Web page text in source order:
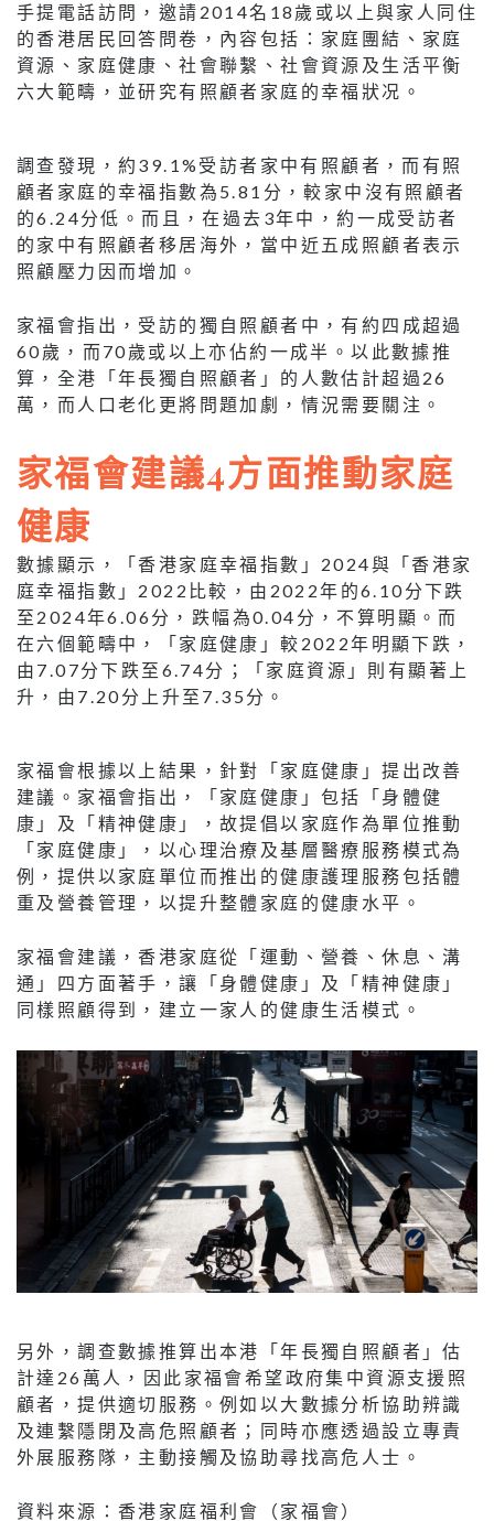
手提電話訪問，邀請2014名18歲或以上與家人同住
的香港居民回答問卷，內容包括：家庭團結、家庭
資源、家庭健康、社會聯繫、社會資源及生活平衡
六大範疇，並研究有照顧者家庭的幸福狀况。
調查發現，約39.1%受訪者家中有照顧者，而有照
顧者家庭的幸福指數為5.81分，較家中沒有照顧者
的6.24分低。而且，在過去3年中，約一成受訪者
的家中有照顧者移居海外，當中近五成照顧者表示
照顧壓力因而增加。
家福會指出，受訪的獨自照顧者中，有約四成超過
60歲，而70歲或以上亦佔約一成半。以此數據推
算，全港「年長獨自照顧者」的人數估計超過26
萬，而人口老化更將問題加劇，情況需要關注。
家福會建議4方面推動家庭
健康
數據顯示，「香港家庭幸福指數」2024與「香港家
庭幸福指數」2022比較，由2022年的6.10分下跌
至2024年6.06分，跌幅為0.04分，不算明顯。而
在六個範疇中，「家庭健康」較2022年明顯下跌，
由7.07分下跌至6.74分；「家庭資源」則有顯著上
升，由7.20分上升至7.35分。
家福會根據以上結果，針對「家庭健康」提出改善
建議。家福會指出，「家庭健康」包括「身體健
康」及「精神健康」，故提倡以家庭作為單位推動
「家庭健康」，以心理治療及基層醫療服務模式為
例，提供以家庭單位而推出的健康護理服務包括體
重及營養管理，以提升整體家庭的健康水平。
家福會建議，香港家庭從「運動、營養、休息、溝
通」四方面著手，讓「身體健康」及「精神健康」
同樣照顧得到，建立一家人的健康生活模式。
另外，調查數據推算出本港「年長獨自照顧者」估
計達26萬人，因此家福會希望政府集中資源支援照
顧者，提供適切服務。例如以大數據分析協助辨識
及連繫隱閉及高危照顧者；同時亦應透過設立專責
外展服務隊，主動接觸及協助尋找高危人士。
資料來源：香港家庭福利會（家福會）